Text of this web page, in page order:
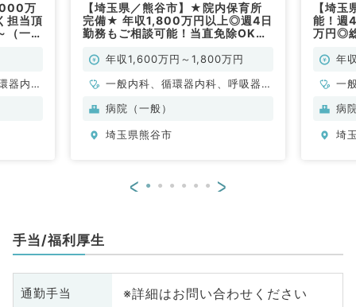
万
担当頂
（一般
器内
【埼玉県／熊谷市】★院内保育所
完備★ 年収1,800万円以上◎週4日
勤務もご相談可能！当直免除OK＆
先生にもおすすめです（一般内科／
年収1,600万円～1,800万円
一般内科、循環器内科、呼吸器内
科、消化器内科、内分泌・代謝内
病院（一般）
埼玉県熊谷市
【埼
能！週
万円◎
年
一
病
埼
< >
手当/福利厚生
通勤手当 ※詳細はお問い合わせください